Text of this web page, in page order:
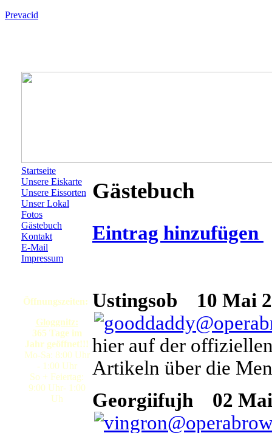
Prevacid
Startseite
Unsere Eiskarte
Unsere Eissorten
Unser Lokal
Fotos
Gästebuch
Kontakt
E-Mail
Impressum
Öffnungszeiten:
Gloggnitz:
365 Tage im
Jahr geöffnet!!!
Mo-Sa: 8:00 Uhr
- 1:00 Uhr
So + Feiertag:
9:00 Uhr- 1:00
Uh
Gästebuch
Eintrag hinzufügen
Ustingsob 10 Mai
hier auf der
Artikeln über die
Georgiifujh
02